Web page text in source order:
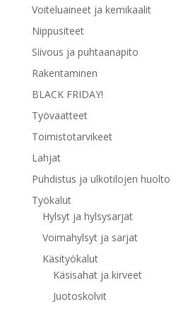
Voiteluaineet ja kemikaalit
Nippusiteet
Siivous ja puhtaanapito
Rakentaminen
BLACK FRIDAY!
Työvaatteet
Toimistotarvikeet
Lahjat
Puhdistus ja ulkotilojen huolto
Työkalut
Hylsyt ja hylsysarjat
Voimahylsyt ja sarjat
Käsityökalut
Käsisahat ja kirveet
Juotoskolvit